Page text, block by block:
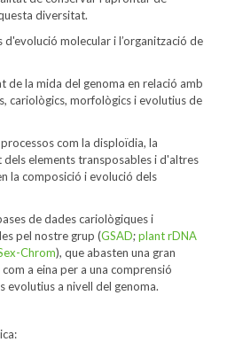
diversitat.
d'evolució molecular i l’organització de
de la mida del genoma en relació amb
cariològics, morfològics i evolutius de
com la disploïdia, la
elements transposables i d'altres
la composició i evolució dels
de dades cariològiques i
pel nostre grup (GSAD;plant rDNA
Chrom), que abasten una gran
a eina per a una comprensió
evolutius a nivell del genoma.